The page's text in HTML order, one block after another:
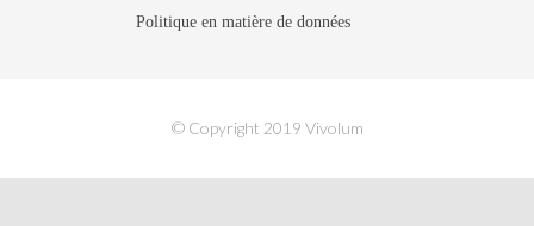
Politique en matière de données
© Copyright 2019 Vivolum